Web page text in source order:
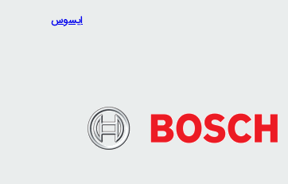
ایسوس